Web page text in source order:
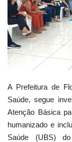
Webmail
Contato
A Prefeitura de
Saúde, segue
Atenção Básica
humanizado e
Saúde (UBS)